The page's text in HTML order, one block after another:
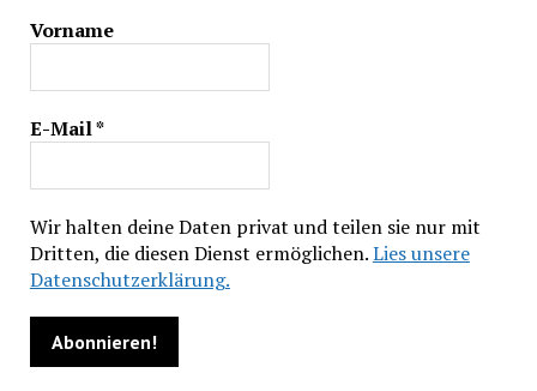
Vorname
E-Mail*
Wir halten deine Daten privat und teilen sie nur mit
Dritten, die diesen Dienst ermöglichen.Lies unsere
Datenschutzerklärung.